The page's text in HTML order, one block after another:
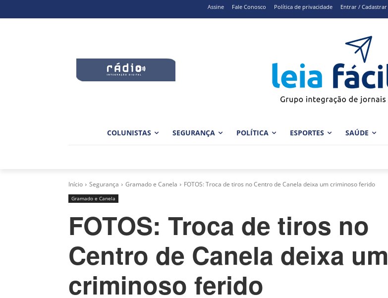
Assine Fale Conosco Política de privacidade Entrar / Cadastrar
COLUNISTAS SEGURANÇA POLÍTICA ESPORTES SAÚDE
Início Segurança Gramado e Canela FOTOS: Troca de tiros no Centro de Canela deixa um criminoso ferido
Gramado e Canela
FOTOS: Troca de tiros no
Centro de Canela deixa um
criminoso ferido